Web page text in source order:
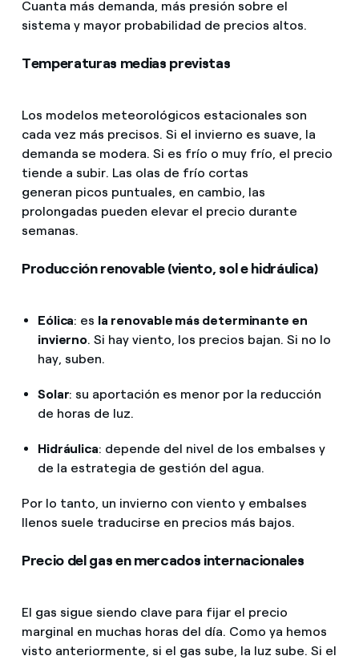
Cuanta más demanda, más presión sobre el
sistema y mayor probabilidad de precios altos.
Temperaturas medias previstas
Los modelos meteorológicos estacionales son
cada vez más precisos. Si el invierno es suave, la
demanda se modera. Si es frío o muy frío, el precio
tiende a subir. Las olas de frío cortas
generan picos puntuales, en cambio, las
prolongadas pueden elevar el precio durante
semanas.
Producción renovable (viento, sol e hidráulica)
Eólica: es la renovable más determinante en
invierno. Si hay viento, los precios bajan. Si no lo
hay, suben.
Solar: su aportación es menor por la reducción
de horas de luz.
Hidráulica: depende del nivel de los embalses y
de la estrategia de gestión del agua.
Por lo tanto, un invierno con viento y embalses
llenos suele traducirse en precios más bajos.
Precio del gas en mercados internacionales
El gas sigue siendo clave para fijar el precio
marginal en muchas horas del día. Como ya hemos
visto anteriormente, si el gas sube, la luz sube. Si el